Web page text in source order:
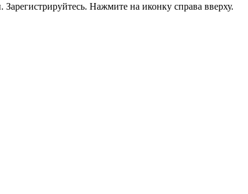
Нажмите на иконку справа вверху.